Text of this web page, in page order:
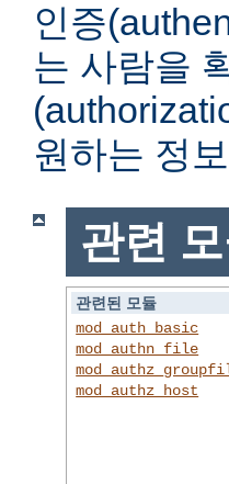
인증
는 사람을
원하는 정
관련
관련된 모듈
mod_auth_basic
mod_authn_file
mod_authz_host